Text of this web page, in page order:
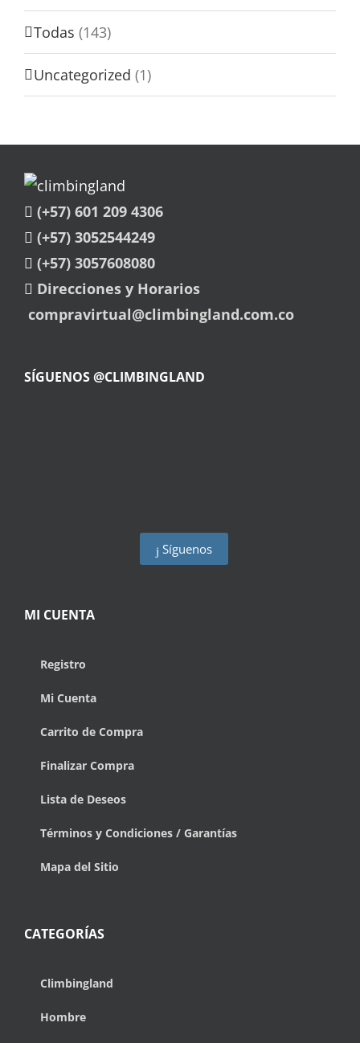
Todas (143)
Uncategorized (1)
(+57) 601 209 4306
(+57) 3052544249
(+57) 3057608080
Direcciones y Horarios
compravirtual@climbingland.com.co
SÍGUENOS @CLIMBINGLAND
Síguenos
MI CUENTA
Registro
Mi Cuenta
Carrito de Compra
Finalizar Compra
Lista de Deseos
Términos y Condiciones / Garantías
Mapa del Sitio
CATEGORÍAS
Climbingland
Hombre